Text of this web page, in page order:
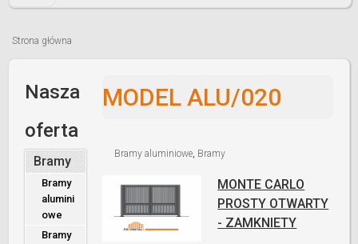
tutaj
Strona główna
MODEL ALU/020
Bramy aluminiowe, Bramy
MONTE CARLO
PROSTY OTWARTY
- ZAMKNIETY
Nasza
oferta
Bramy
Bramy
alumini
owe
Bramy